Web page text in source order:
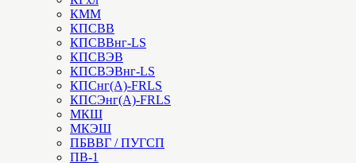
КММ
КПСВВ
КПСВВнг-LS
КПСВЭВ
КПСВЭВнг-LS
КПСнг(А)-FRLS
КПСЭнг(А)-FRLS
МКШ
МКЭШ
ПБВВГ / ПУГСП
ПВ-1